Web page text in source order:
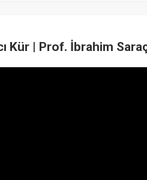
Kür | Prof. İbrahim